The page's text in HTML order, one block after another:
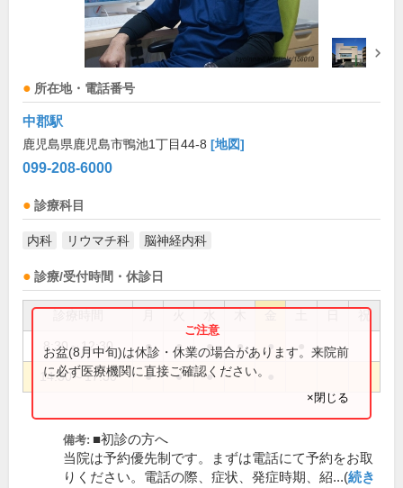
所在地・電話番号
中郡駅
鹿児島県鹿児島市鴨池1丁目44-8 [地図]
099-208-6000
診療科目
内科 リウマチ科 脳神経内科
診療/受付時間・休診日
祝
8:30～12:30 ● ● ● ● ●
14:30～17:30 ● ● ●
お盆(8月中旬)は休診・休業の場合があります。来院前
に必ず医療機関に直接ご確認ください。
×閉じる
備考: ■初診の方へ
当院は予約優先制です。まずは電話にて予約をお取
りください。電話の際、症状、発症時期、紹...(続き